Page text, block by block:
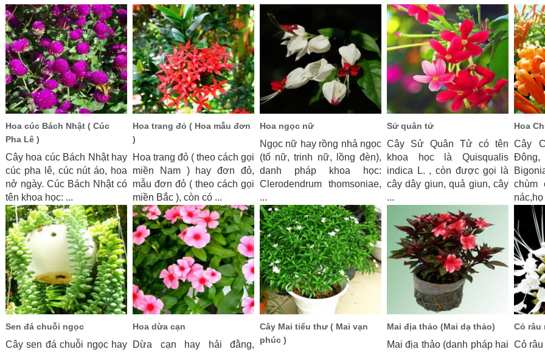
Hoa cúc Bách Nhật ( Cúc
Pha Lê )
Cây hoa cúc Bách Nhật hay
cúc pha lê, cúc nút áo, hoa
nở ngày. Cúc Bách Nhật có
tên khoa học: ...
Hoa trang đỏ ( Hoa mẫu đơn
)
Hoa trang đỏ ( theo cách gọi
miền Nam ) hay đơn đỏ,
mẫu đơn đỏ ( theo cách gọi
miền Bắc ), còn có ...
Hoa ngọc nữ
Ngọc nữ hay rồng nhả ngọc
(tố nữ, trinh nữ, lồng đèn),
danh pháp khoa học:
Clerodendrum thomsoniae,
...
Sử quân tử
Cây Sử Quân Tử có tên
khoa học là Quisqualis
indica L. , còn được gọi là
cây dây giun, quả giun, cây
...
Hoa
Cây
chùm
nác,họ
Sen đá chuỗi ngọc
Cây sen đá chuỗi ngọc hay
Hoa dừa cạn
Dừa cạn hay hải đằng,
Cây Mai tiểu thư ( Mai vạn
phúc )
Mai địa thảo (Mai dạ thảo)
Mai địa thảo (danh pháp hai
Cỏ râu
Cỏ râu